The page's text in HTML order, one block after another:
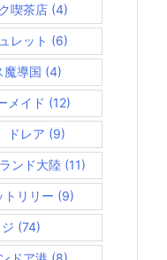
喫茶店 (4)
レット (6)
魔導国 (4)
メイド (12)
ドレア (9)
ンド大陸 (11)
トリリー (9)
(74)